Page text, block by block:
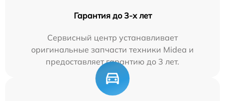
Гарантия до 3-х лет
Сервисный центр устанавливает
оригинальные запчасти техники Midea и
предоставляет гарантию до 3 лет.